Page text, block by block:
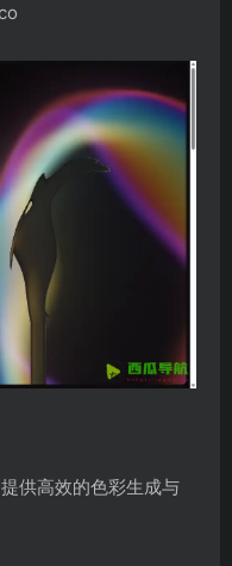
供高效的色彩生成与